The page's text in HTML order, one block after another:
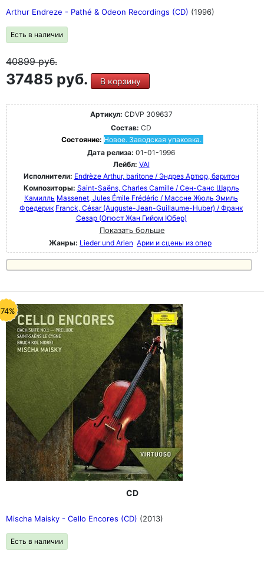
Arthur Endreze - Pathé & Odeon Recordings (CD) (1996)
Есть в наличии
40899руб.
37485 руб. В корзину
Артикул: CDVP 309637
Состав: CD
Состояние: Новое. Заводская упаковка.
Дата релиза: 01-01-1996
Лейбл: VAI
Исполнители: Endrèze Arthur, baritone / Эндрез Артюр, баритон
Композиторы: Saint-Saëns, Charles Camille / Сен-Санс Шарль
Камилль Massenet, Jules Émile Frédéric / Массне Жюль Эмиль
Фредерик Franck, César (Auguste-Jean-Guillaume-Huber) / Франк
Сезар (Огюст Жан Гийом Юбер)
Показать больше
Жанры: Lieder und Arien Арии и сцены из опер
CD
Mischa Maisky - Cello Encores (CD) (2013)
Есть в наличии